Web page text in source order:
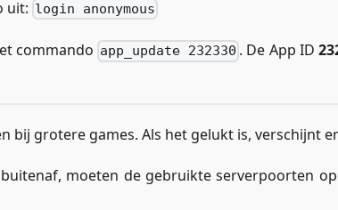
uit: login anonymous
commando app_update 232330 . De App ID
grotere games. Als het gelukt is, verschijnt
moeten de gebruikte serverpoorten